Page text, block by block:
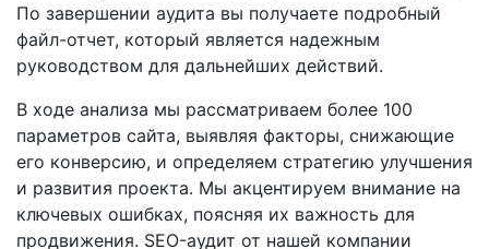
По завершении аудита вы получаете подробный
файл-отчет, который является надежным
руководством для дальнейших действий.
В ходе анализа мы рассматриваем более 100
параметров сайта, выявляя факторы, снижающие
его конверсию, и определяем стратегию улучшения
и развития проекта. Мы акцентируем внимание на
ключевых ошибках, поясняя их важность для
продвижения. SEO-аудит от нашей компании